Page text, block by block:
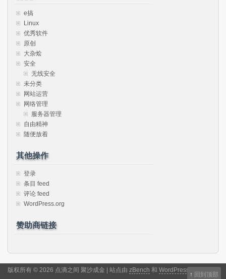
e搞
Linux
优秀软件
原创
大杂烩
安全
无线安全
未分类
网站运营
网络管理
服务器管理
自由精神
随便放着
其他操作
登录
条目 feed
评论 feed
WordPress.org
赞助商链接
版权所有 © 2026 点滴之间 聚沙成金 | 站点由 zBench 和 WordPress
↑ 回到顶部